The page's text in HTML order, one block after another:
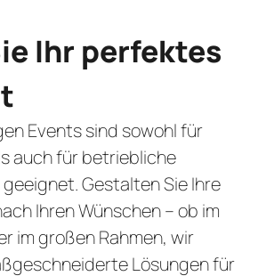
Ihr perfektes
Events sind sowohl für
auch für betriebliche
Gestalten Sie Ihre
Ihren Wünschen – ob im
im großen Rahmen, wir
Lösungen für